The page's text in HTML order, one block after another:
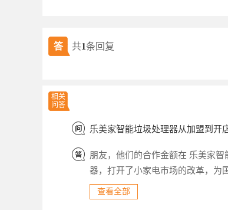
答 共1条回复
相关
问答
乐美家智能垃圾处理器从加盟到开
朋友，他们的合作金额在 乐美家
器，打开了小家电市场的改革，为
电行业迎来了新的致富商机，新的
的产业长期以来留给人们的都是“
查看全部